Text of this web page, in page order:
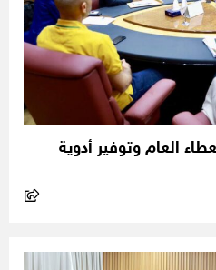
العام وتوفير أدوية